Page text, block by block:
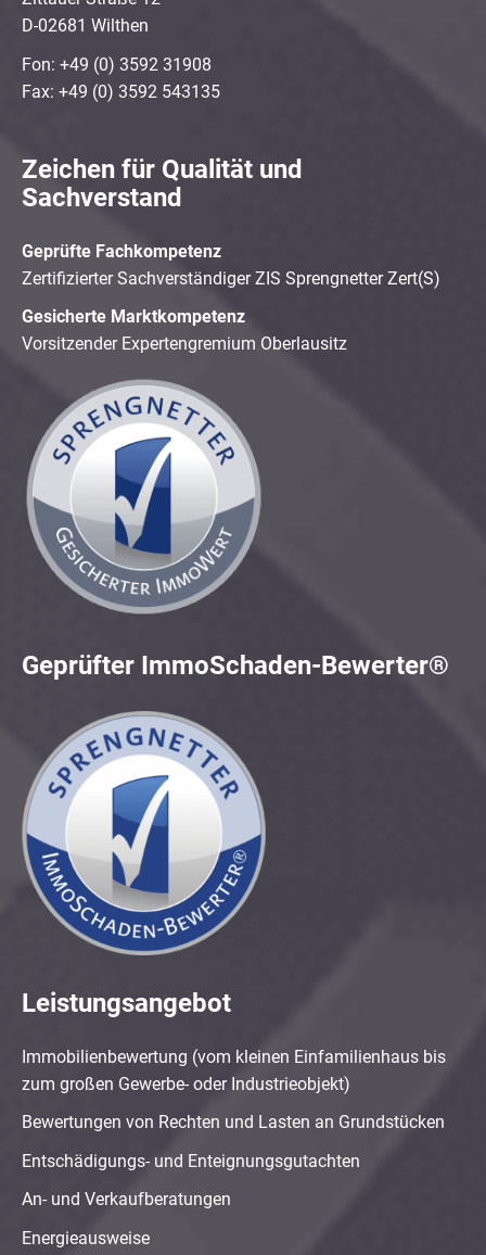
D-02681 Wilthen
Fon: +49 (0) 3592 31908
Fax: +49 (0) 3592 543135
Zeichen für Qualität und
Sachverstand
Geprüfte Fachkompetenz
Zertifizierter Sachverständiger ZIS Sprengnetter Zert(S)
Gesicherte Marktkompetenz
Vorsitzender Expertengremium Oberlausitz
Geprüfter ImmoSchaden-Bewerter®
Leistungsangebot
Immobilienbewertung (vom kleinen Einfamilienhaus bis
zum großen Gewerbe- oder Industrieobjekt)
Bewertungen von Rechten und Lasten an Grundstücken
Entschädigungs- und Enteignungsgutachten
An- und Verkaufberatungen
Energieausweise